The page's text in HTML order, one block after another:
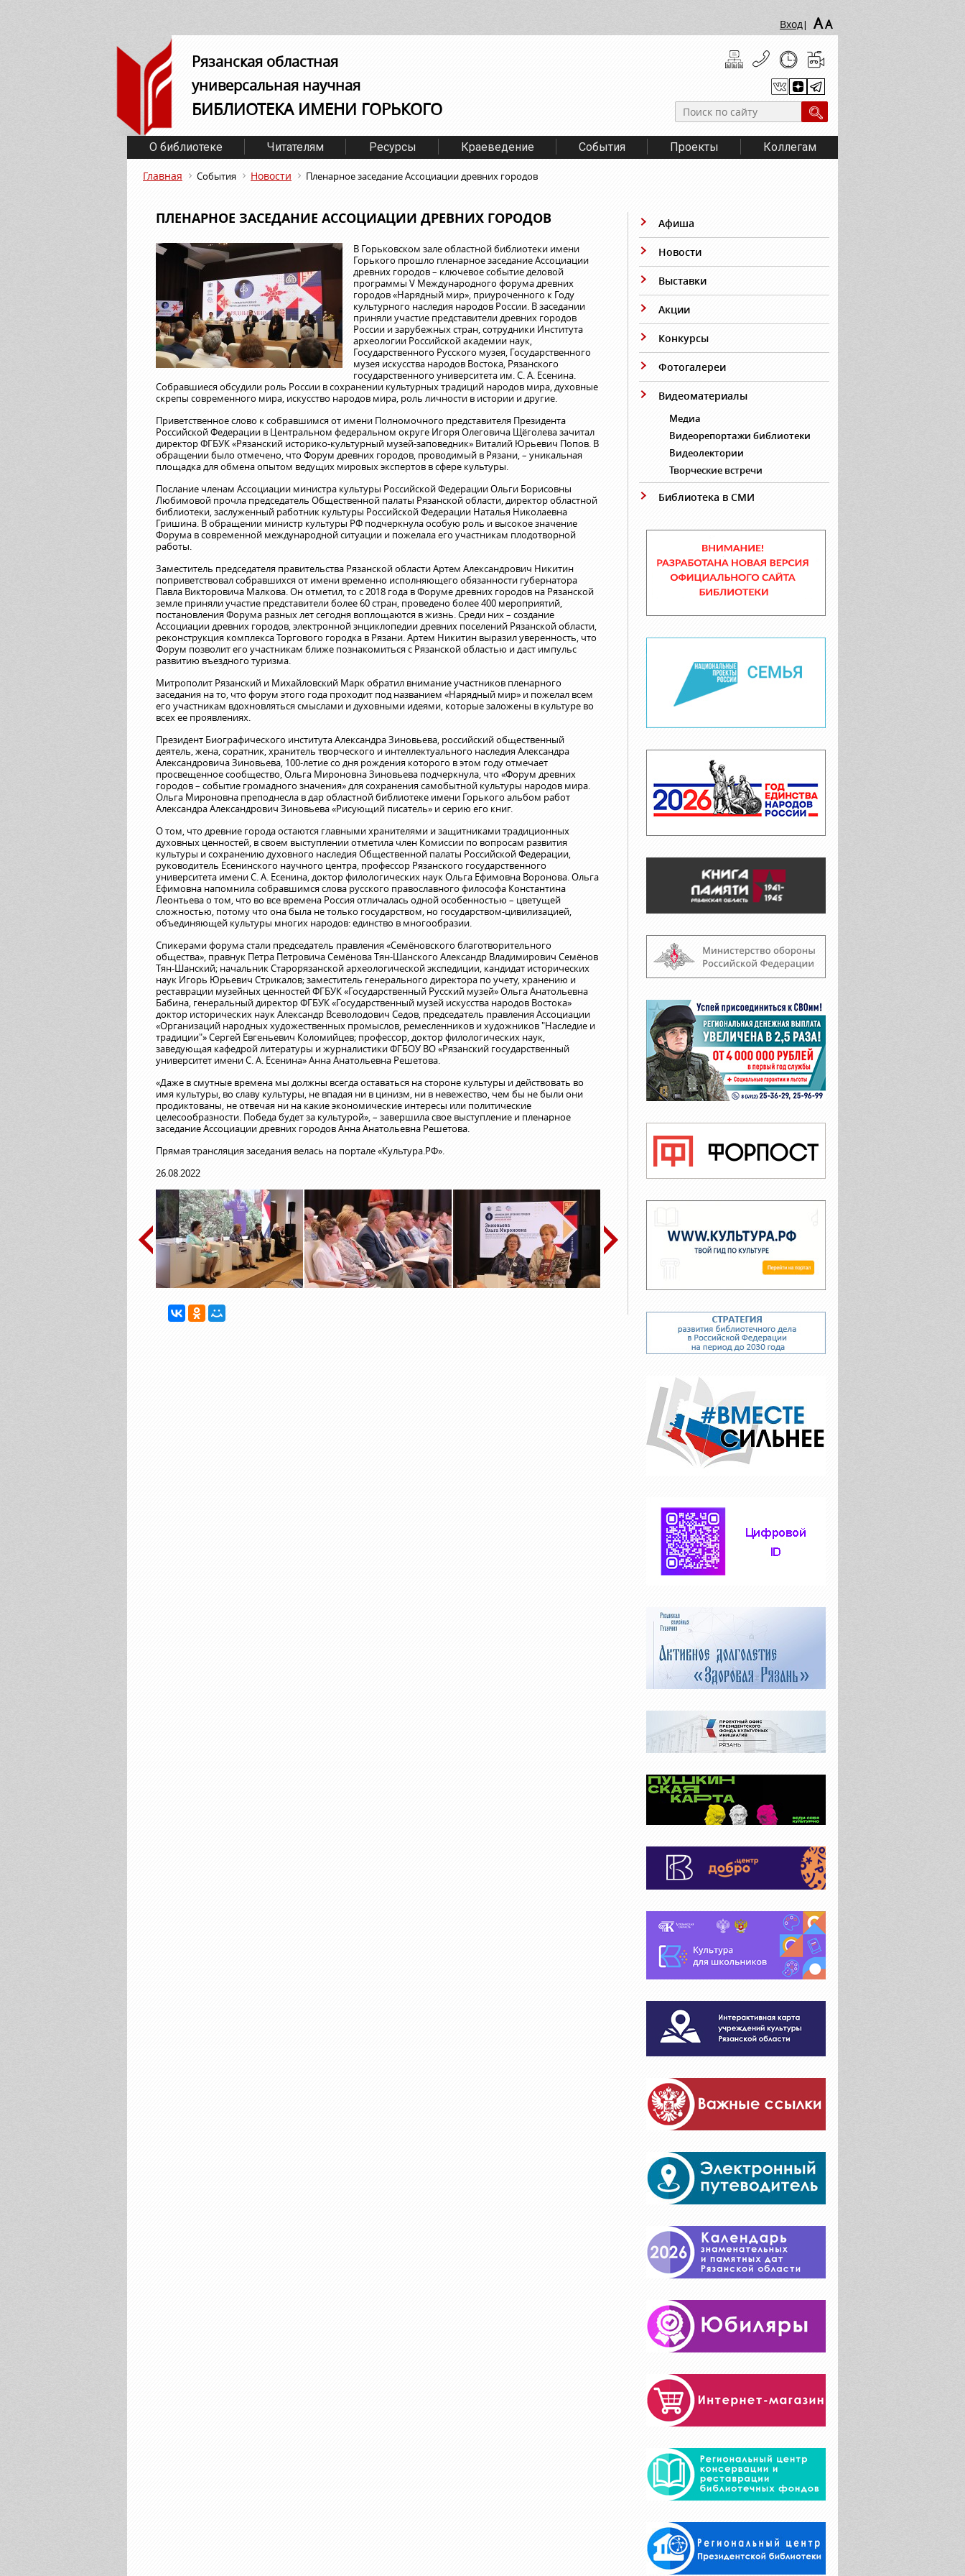
Вход| AA
Рязанская областная
универсальная научная
БИБЛИОТЕКА ИМЕНИ ГОРЬКОГО
О библиотеке Читателям Ресурсы Краеведение События Проекты Коллегам
Главная События Новости Пленарное заседание Ассоциации древних городов
ПЛЕНАРНОЕ ЗАСЕДАНИЕ АССОЦИАЦИИ ДРЕВНИХ ГОРОДОВ
В Горьковском зале областной библиотеки имени
Горького прошло пленарное заседание Ассоциации
древних городов – ключевое событие деловой
программы V Международного форума древних
городов «Нарядный мир», приуроченного к Году
культурного наследия народов России. В заседании
приняли участие представители древних городов
России и зарубежных стран, сотрудники Института
археологии Российской академии наук,
Государственного Русского музея, Государственного
музея искусства народов Востока, Рязанского
государственного университета им. С. А. Есенина.
Собравшиеся обсудили роль России в сохранении культурных традиций народов мира, духовные
скрепы современного мира, искусство народов мира, роль личности в истории и другие.
Приветственное слово к собравшимся от имени Полномочного представителя Президента
Российской Федерации в Центральном федеральном округе Игоря Олеговича Щёголева зачитал
директор ФГБУК «Рязанский историко-культурный музей-заповедник» Виталий Юрьевич Попов. В
обращении было отмечено, что Форум древних городов, проводимый в Рязани, – уникальная
площадка для обмена опытом ведущих мировых экспертов в сфере культуры.
Послание членам Ассоциации министра культуры Российской Федерации Ольги Борисовны
Любимовой прочла председатель Общественной палаты Рязанской области, директор областной
библиотеки, заслуженный работник культуры Российской Федерации Наталья Николаевна
Гришина. В обращении министр культуры РФ подчеркнула особую роль и высокое значение
Форума в современной международной ситуации и пожелала его участникам плодотворной
работы.
Заместитель председателя правительства Рязанской области Артем Александрович Никитин
поприветствовал собравшихся от имени временно исполняющего обязанности губернатора
Павла Викторовича Малкова. Он отметил, то с 2018 года в Форуме древних городов на Рязанской
земле приняли участие представители более 60 стран, проведено более 400 мероприятий,
постановления Форума разных лет сегодня воплощаются в жизнь. Среди них – создание
Ассоциации древних городов, электронной энциклопедии древних поселений Рязанской области,
реконструкция комплекса Торгового городка в Рязани. Артем Никитин выразил уверенность, что
Форум позволит его участникам ближе познакомиться с Рязанской областью и даст импульс
развитию въездного туризма.
Митрополит Рязанский и Михайловский Марк обратил внимание участников пленарного
заседания на то, что форум этого года проходит под названием «Нарядный мир» и пожелал всем
его участникам вдохновляться смыслами и духовными идеями, которые заложены в культуре во
всех ее проявлениях.
Президент Биографического института Александра Зиновьева, российский общественный
деятель, жена, соратник, хранитель творческого и интеллектуального наследия Александра
Александровича Зиновьева, 100-летие со дня рождения которого в этом году отмечает
просвещенное сообщество, Ольга Мироновна Зиновьева подчеркнула, что «Форум древних
городов – событие громадного значения» для сохранения самобытной культуры народов мира.
Ольга Мироновна преподнесла в дар областной библиотеке имени Горького альбом работ
Александра Александрович Зиновьева «Рисующий писатель» и серию его книг.
О том, что древние города остаются главными хранителями и защитниками традиционных
духовных ценностей, в своем выступлении отметила член Комиссии по вопросам развития
культуры и сохранению духовного наследия Общественной палаты Российской Федерации,
руководитель Есенинского научного центра, профессор Рязанского государственного
университета имени С. А. Есенина, доктор филологических наук Ольга Ефимовна Воронова. Ольга
Ефимовна напомнила собравшимся слова русского православного философа Константина
Леонтьева о том, что во все времена Россия отличалась одной особенностью – цветущей
сложностью, потому что она была не только государством, но государством-цивилизацией,
объединяющей культуры многих народов: единство в многообразии.
Спикерами форума стали председатель правления «Семёновского благотворительного
общества», правнук Петра Петровича Семёнова Тян-Шанского Александр Владимирович Семёнов
Тян-Шанский; начальник Старорязанской археологической экспедиции, кандидат исторических
наук Игорь Юрьевич Стрикалов; заместитель генерального директора по учету, хранению и
реставрации музейных ценностей ФГБУК «Государственный Русский музей» Ольга Анатольевна
Бабина, генеральный директор ФГБУК «Государственный музей искусства народов Востока»
доктор исторических наук Александр Всеволодович Седов, председатель правления Ассоциации
«Организаций народных художественных промыслов, ремесленников и художников "Наследие и
традиции"» Сергей Евгеньевич Коломийцев; профессор, доктор филологических наук,
заведующая кафедрой литературы и журналистики ФГБОУ ВО «Рязанский государственный
университет имени С. А. Есенина» Анна Анатольевна Решетова.
«Даже в смутные времена мы должны всегда оставаться на стороне культуры и действовать во
имя культуры, во славу культуры, не впадая ни в цинизм, ни в невежество, чем бы не были они
продиктованы, не отвечая ни на какие экономические интересы или политические
целесообразности. Победа будет за культурой», – завершила свое выступление и пленарное
заседание Ассоциации древних городов Анна Анатольевна Решетова.
Прямая трансляция заседания велась на портале «Культура.РФ».
26.08.2022
Афиша
Новости
Выставки
Акции
Конкурсы
Фотогалереи
Видеоматериалы
Медиа
Видеорепортажи библиотеки
Видеолектории
Творческие встречи
Библиотека в СМИ